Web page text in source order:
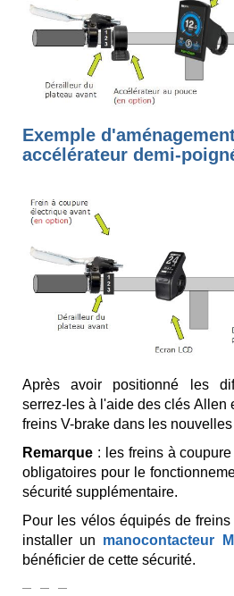
Exemple
accélérateur demi-
Après avoir positionné les
serrez-les à l'aide des clés Allen
freins V-brake dans les
Remarque : les freins à
obligatoires pour le
sécurité supplémentaire.
Pour les vélos équipés de
installer un manocontacteur
bénéficier de cette sécurité.